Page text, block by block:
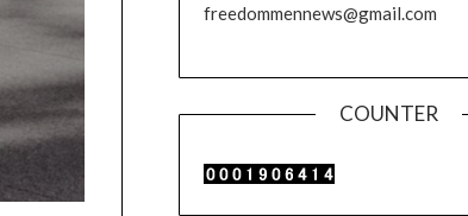
freedommennews@gmail.com
COUNTER